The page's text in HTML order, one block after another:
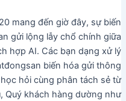
mang đến giờ đây, sự biến
gửi lộng lẫy chổ chính giữa
hợp AI. Các bạn dạng xử lý
biến hóa gửi thông
hỏi cùng phân tách sẻ từ
Quý khách hàng dường như